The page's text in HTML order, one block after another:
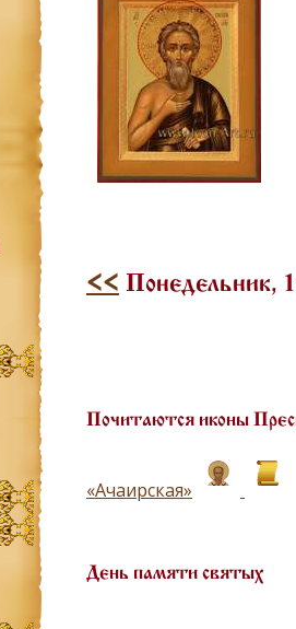
<< Понедельник,
Почитаются иконы
«Ачаирская»
День памяти святых